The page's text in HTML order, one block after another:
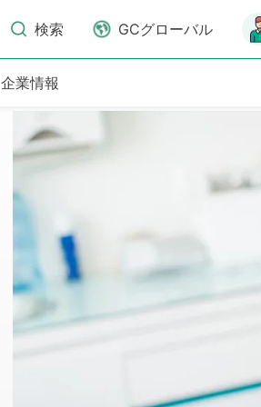
検索 GCグローバル
企業情報